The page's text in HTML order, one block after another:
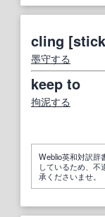
cling
墨守する
keep to
拘泥する
Weblio英和対訳辞
しているため、不
承くださいませ。